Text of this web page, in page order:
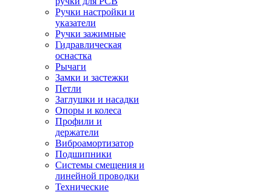
Ручки настройки и
указатели
Ручки зажимные
Гидравлическая
оснастка
Рычаги
Замки и застежки
Петли
Заглушки и насадки
Опоры и колеса
Профили и
держатели
Виброамортизатор
Подшипники
Системы смещения и
линейной проводки
Технические